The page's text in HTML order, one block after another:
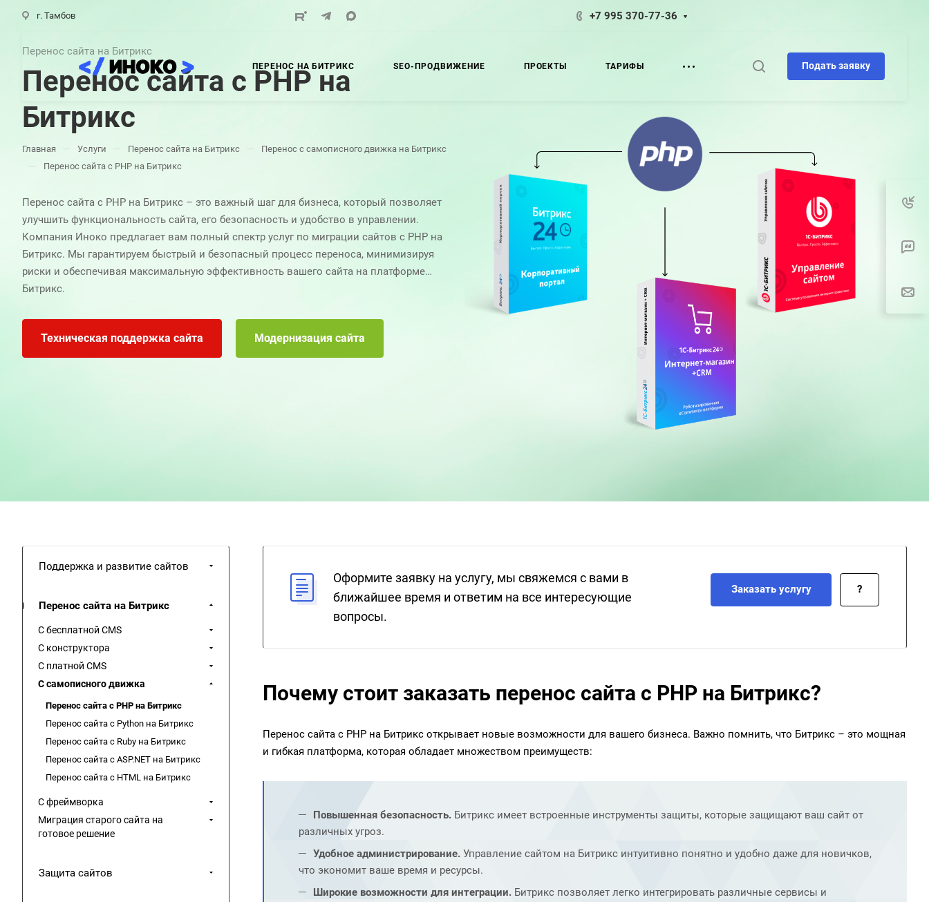
г. Тамбов +7 995 370-77-36
ПЕРЕНОС НА БИТРИКС SEO-ПРОДВИЖЕНИЕ ПРОЕКТЫ ТАРИФЫ Подать заявку
Перенос сайта на Битрикс
Перенос сайта с PHP на
Битрикс
Главная — Услуги — Перенос сайта на Битрикс — Перенос с самописного движка на Битрикс
— Перенос сайта с PHP на Битрикс
Перенос сайта с PHP на Битрикс – это важный шаг для бизнеса, который позволяет
улучшить функциональность сайта, его безопасность и удобство в управлении.
Компания Иноко предлагает вам полный спектр услуг по миграции сайтов с PHP на
Битрикс. Мы гарантируем быстрый и безопасный процесс переноса, минимизируя
риски и обеспечивая максимальную эффективность вашего сайта на платформе
Битрикс.
Техническая поддержка сайта Модернизация сайта
Оформите заявку на услугу, мы свяжемся с вами в
ближайшее время и ответим на все интересующие
вопросы.
Заказать услугу ?
Почему стоит заказать перенос сайта с PHP на Битрикс?
Перенос сайта с PHP на Битрикс открывает новые возможности для вашего бизнеса. Важно помнить, что Битрикс – это мощная
и гибкая платформа, которая обладает множеством преимуществ:
Повышенная безопасность. Битрикс имеет встроенные инструменты защиты, которые защищают ваш сайт от
различных угроз.
Удобное администрирование. Управление сайтом на Битрикс интуитивно понятно и удобно даже для новичков,
что экономит ваше время и ресурсы.
Широкие возможности для интеграции. Битрикс позволяет легко интегрировать различные сервисы и
Поддержка и развитие сайтов
Перенос сайта на Битрикс
С бесплатной CMS
С конструктора
С платной CMS
С самописного движка
Перенос сайта с PHP на Битрикс
Перенос сайта с Python на Битрикс
Перенос сайта с Ruby на Битрикс
Перенос сайта с ASP.NET на Битрикс
Перенос сайта с HTML на Битрикс
С фреймворка
Миграция старого сайта на
готовое решение
Защита сайтов